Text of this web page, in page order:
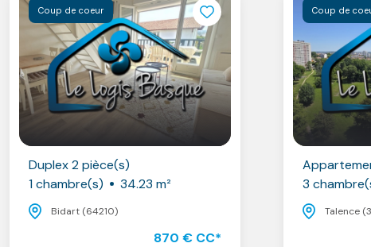
Coup de coeur
Duplex 2 pièce(s)
1 chambre(s)
34.23 m²
Bidart (64210)
870 € CC*
Coup de
3
Talence